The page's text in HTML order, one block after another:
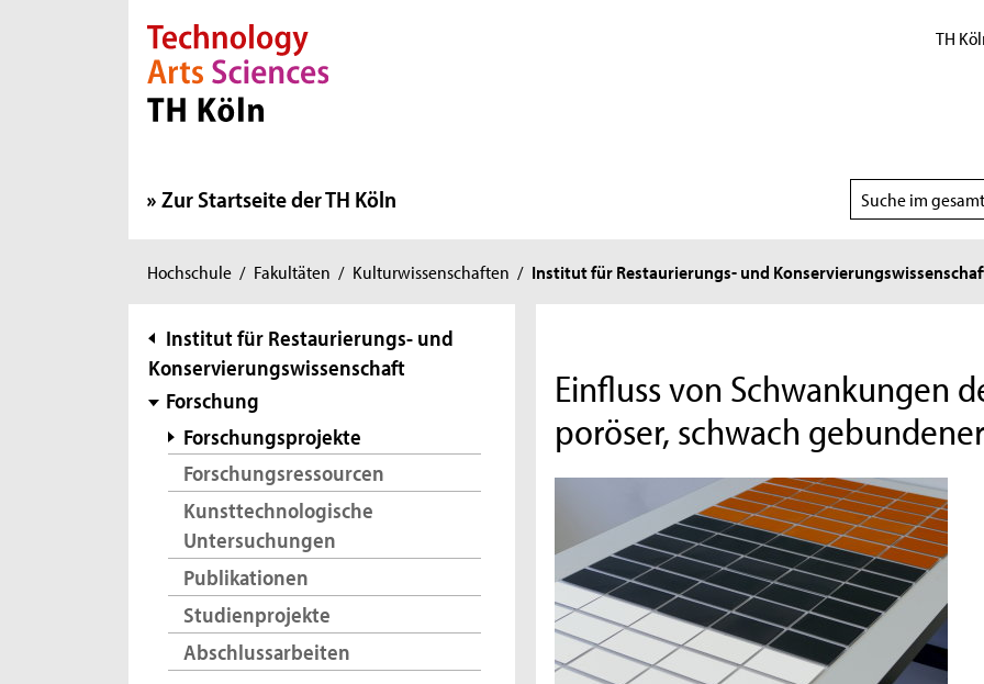
Direkt zur Hauptnavigation
Direkt zur Subnavigation
Direkt zum Inhalt
Direkt zum Fußbereich TH
Zur Startseite der TH Köln
Suchbereich
wählen
Sie
hier:
Hochschule / Fakultäten / Kulturwissenschaften / Institut für Restaurierungs- und
Subnavigation
Institut für Restaurierungs- und
Konservierungswissenschaft
Forschung
Forschungsprojekte
Forschungsressourcen
Kunsttechnologische
Untersuchungen
Publikationen
Studienprojekte
Abschlussarbeiten
Einfluss von Schwankungen
poröser, schwach